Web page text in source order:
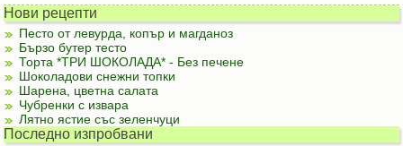
Нови рецепти
Песто от левурда, копър и магданоз
Бързо бутер тесто
Торта *ТРИ ШОКОЛАДА* - Без печене
Шоколадови снежни топки
Шарена, цветна салата
Чубренки с извара
Лятно ястие със зеленчуци
Последно изпробвани